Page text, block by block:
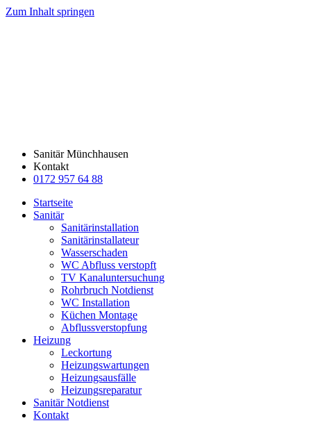
Zum Inhalt springen
Sanitär Münchhausen
Kontakt
0172 957 64 88
Startseite
Sanitär
Sanitärinstallation
Sanitärinstallateur
Wasserschaden
WC Abfluss verstopft
TV Kanaluntersuchung
Rohrbruch Notdienst
WC Installation
Küchen Montage
Abflussverstopfung
Heizung
Leckortung
Heizungswartungen
Heizungsausfälle
Heizungsreparatur
Sanitär Notdienst
Kontakt